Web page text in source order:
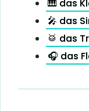
🎹 das
🎤 das
🥁 das
🎧 das